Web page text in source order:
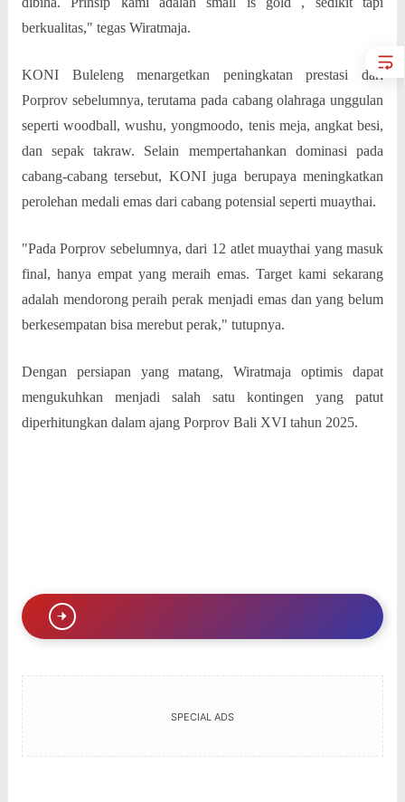
berkualitas," tegas Wiratmaja.
KONI Buleleng menargetkan peningkatan prestasi dari
Porprov sebelumnya, terutama pada cabang olahraga unggulan
seperti woodball, wushu, yongmoodo, tenis meja, angkat besi,
dan sepak takraw. Selain mempertahankan dominasi pada
cabang-cabang tersebut, KONI juga berupaya meningkatkan
perolehan medali emas dari cabang potensial seperti muaythai.
"Pada Porprov sebelumnya, dari 12 atlet muaythai yang masuk
final, hanya empat yang meraih emas. Target kami sekarang
adalah mendorong peraih perak menjadi emas dan yang belum
berkesempatan bisa merebut perak," tutupnya.
Dengan persiapan yang matang, Wiratmaja optimis dapat
mengukuhkan menjadi salah satu kontingen yang patut
diperhitungkan dalam ajang Porprov Bali XVI tahun 2025.
SPECIAL ADS